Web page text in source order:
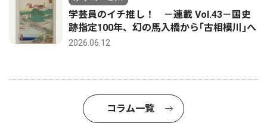
学芸員のイチ推し！ －連載 Vol.43－国史
跡指定100年、幻の馬入橋から｢古相模川｣へ
2026.06.12
コラム一覧